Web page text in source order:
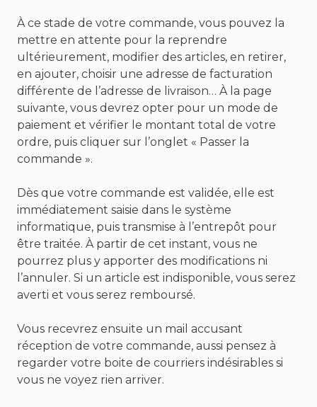
À ce stade de votre commande, vous pouvez la
mettre en attente pour la reprendre
ultérieurement, modifier des articles, en retirer,
en ajouter, choisir une adresse de facturation
différente de l’adresse de livraison… À la page
suivante, vous devrez opter pour un mode de
paiement et vérifier le montant total de votre
ordre, puis cliquer sur l’onglet « Passer la
commande ».
Dès que votre commande est validée, elle est
immédiatement saisie dans le système
informatique, puis transmise à l’entrepôt pour
être traitée. À partir de cet instant, vous ne
pourrez plus y apporter des modifications ni
l’annuler. Si un article est indisponible, vous serez
averti et vous serez remboursé.
Vous recevrez ensuite un mail accusant
réception de votre commande, aussi pensez à
regarder votre boite de courriers indésirables si
vous ne voyez rien arriver.